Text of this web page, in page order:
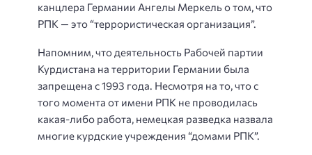
канцлера Германии Ангелы Меркель о том, что
РПК — это “террористическая организация”.
Напомним, что деятельность Рабочей партии
Курдистана на территории Германии была
запрещена с 1993 года. Несмотря на то, что с
того момента от имени РПК не проводилась
какая-либо работа, немецкая разведка назвала
многие курдские учреждения “домами РПК”.